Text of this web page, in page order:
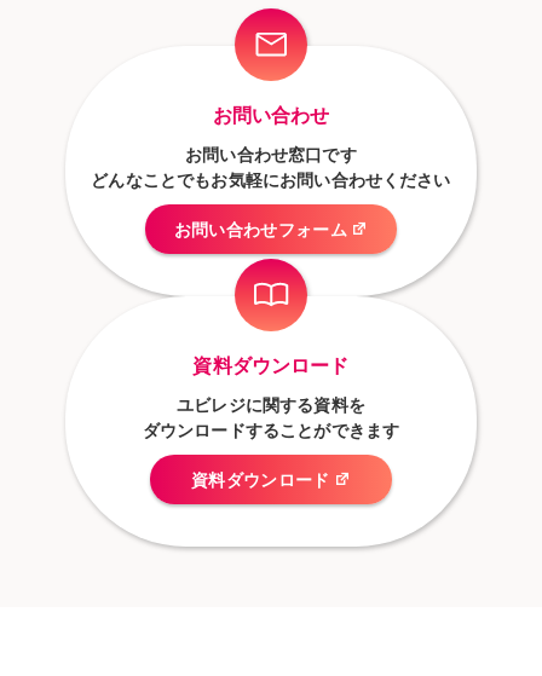
お問い合わせ
お問い合わせ窓口です
どんなことでもお気軽にお問い合わせください
お問い合わせフォーム
資料ダウンロード
ユビレジに関する資料を
ダウンロードすることができます
資料ダウンロード